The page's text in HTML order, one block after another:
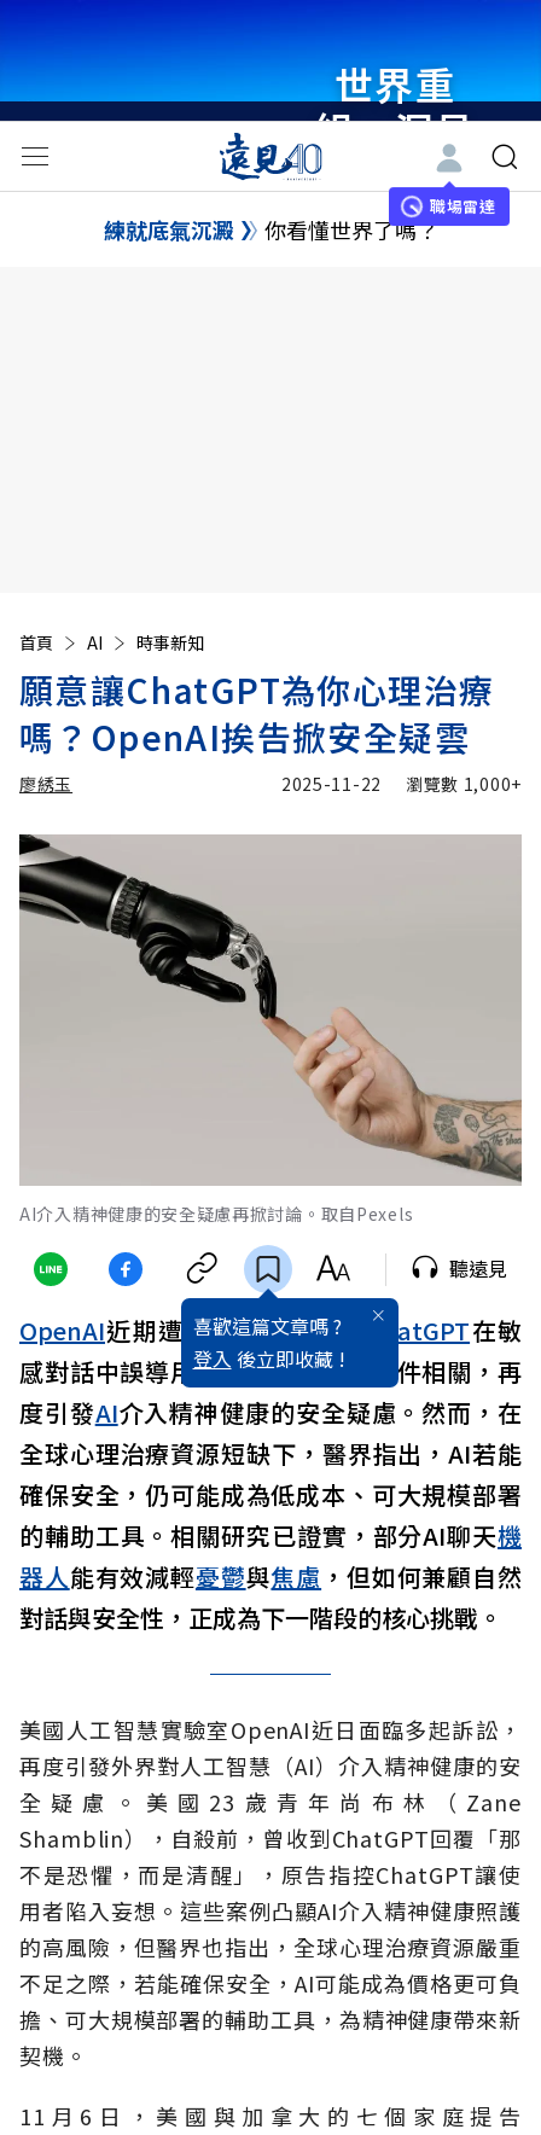
世界重
組・洞見
未來 與
世界領袖
職場雷達
練就底氣沉澱 你看懂世界了嗎？
首頁 AI 時事新知
願意讓ChatGPT為你心理治療
嗎？OpenAI挨告掀安全疑雲
廖綉玉 2025-11-22 瀏覽數 1,000+
AI介入精神健康的安全疑慮再掀討論。取自Pexels
喜歡這篇文章嗎 ?
登入 後立即收藏 !
聽遠見
OpenAI近期遭多起訴訟，指控 ChatGPT在敏
感對話中誤導用戶，甚至與自殺事件相關，再
度引發AI介入精神健康的安全疑慮。然而，在
全球心理治療資源短缺下，醫界指出，AI若能
確保安全，仍可能成為低成本、可大規模部署
的輔助工具。相關研究已證實，部分AI聊天機
器人能有效減輕憂鬱與焦慮 ，但如何兼顧自然
對話與安全性，正成為下一階段的核心挑戰。
美國人工智慧實驗室OpenAI近日面臨多起訴訟，
再度引發外界對人工智慧（AI）介入精神健康的安
全疑慮。美國23歲青年尚布林（Zane
Shamblin），自殺前，曾收到ChatGPT回覆「那
不是恐懼，而是清醒」，原告指控ChatGPT讓使
用者陷入妄想。這些案例凸顯AI介入精神健康照護
的高風險，但醫界也指出，全球心理治療資源嚴重
不足之際，若能確保安全，AI可能成為價格更可負
擔、可大規模部署的輔助工具，為精神健康帶來新
契機。
11月6日，美國與加拿大的七個家庭提告